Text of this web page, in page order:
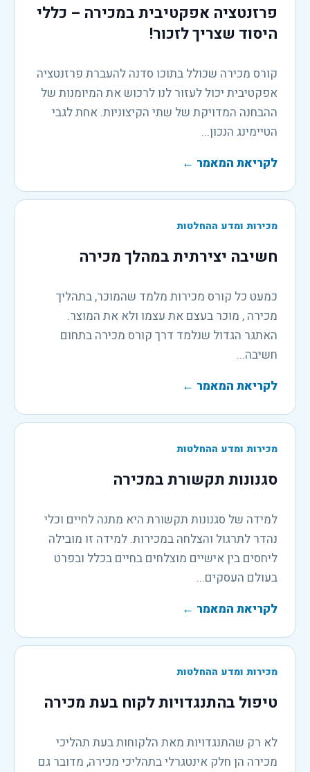
פרזנטציה אפקטיבית במכירה – כללי
היסוד שצריך לזכור!
קורס מכירה שכולל בתוכו סדנה להעברת פרזנטציה
אפקטיבית יכול לעזור לנו לרכוש את המיומנות של
ההבחנה המדויקת של שתי הקיצוניות. אחת לגבי
הטיימינג הנכון...
לקריאת המאמר ←
מכירות ומדע ההחלטות
חשיבה יצירתית במהלך מכירה
כמעט כל קורס מכירות מלמד שהמוכר, בתהליך
מכירה , מוכר בעצם את עצמו ולא את המוצר.
האתגר הגדול שנלמד דרך קורס מכירה בתחום
חשיבה...
לקריאת המאמר ←
מכירות ומדע ההחלטות
סגנונות תקשורת במכירה
למידה של סגנונות תקשורת היא מתנה לחיים וכלי
נהדר לתרגול והצלחה במכירות. למידה זו מובילה
ליחסים בין אישיים מוצלחים בחיים בכלל ובפרט
בעולם העסקים...
לקריאת המאמר ←
מכירות ומדע ההחלטות
טיפול בהתנגדויות לקוח בעת מכירה
לא רק שהתנגדויות מאת הלקוחות בעת תהליכי
מכירה הן חלק אינטגרלי בתהליכי מכירה, מדובר גם